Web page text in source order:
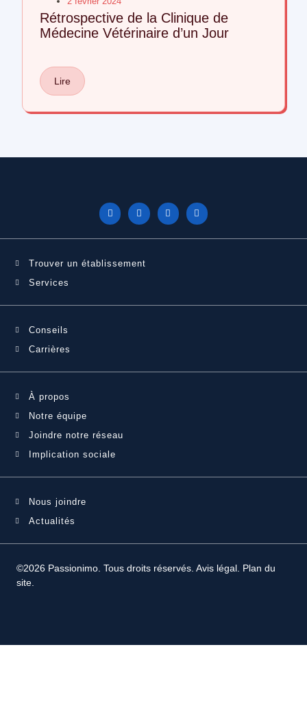
Rétrospective de la Clinique de
Médecine Vétérinaire d’un Jour
Lire
Trouver un établissement
Services
Conseils
Carrières
À propos
Notre équipe
Joindre notre réseau
Implication sociale
Nous joindre
Actualités
©2026 Passionimo. Tous droits réservés. Avis légal Plan du
site